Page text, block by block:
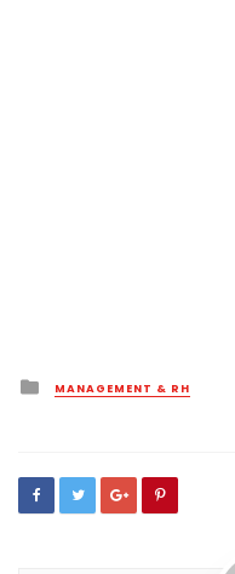
Posted
in
MANAGEMENT & RH